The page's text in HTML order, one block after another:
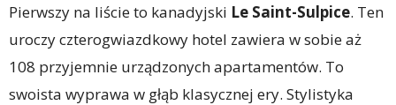
Pierwszy na liście to kanadyjski Le Saint-Sulpice. Ten
uroczy czterogwiazdkowy hotel zawiera w sobie aż
108 przyjemnie urządzonych apartamentów. To
swoista wyprawa w głąb klasycznej ery. Stylistyka